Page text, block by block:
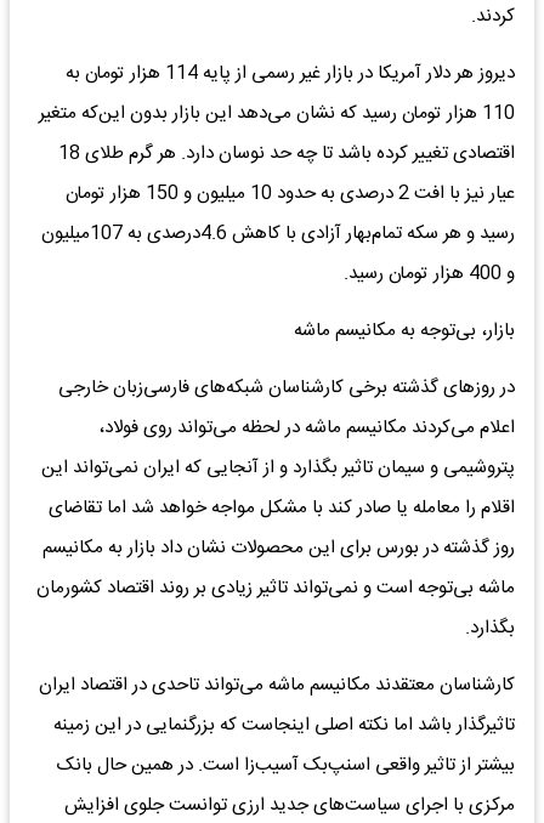
کردند.
دیروز هر دلار آمریکا در بازار غیر رسمی از پایه 114 هزار تومان به
110 هزار تومان رسید که نشان می‌دهد این بازار بدون این‌که متغیر
اقتصادی تغییر کرده باشد تا چه حد نوسان دارد. هر گرم طلای 18
عیار نیز با افت 2 درصدی به حدود 10 میلیون و 150 هزار تومان
رسید و هر سکه تمام‌بهار آزادی با کاهش 4.6درصدی به 107میلیون
و 400 هزار تومان رسید.
بازار، بی‌توجه به مکانیسم ماشه
در روزهای گذشته برخی کارشناسان شبکه‌های فارسی‌زبان خارجی
اعلام می‌کردند مکانیسم ماشه در لحظه می‌تواند روی فولاد،
پتروشیمی و سیمان تاثیر بگذارد و از آنجایی که ایران نمی‌تواند این
اقلام را معامله یا صادر کند با مشکل مواجه خواهد شد اما تقاضای
روز گذشته در بورس برای این محصولات نشان داد بازار به مکانیسم
ماشه بی‌توجه است و نمی‌تواند تاثیر زیادی بر روند اقتصاد کشورمان
بگذارد.
کارشناسان معتقدند مکانیسم ماشه می‌تواند تاحدی در اقتصاد ایران
تاثیر‌گذار باشد اما نکته اصلی اینجاست که بزرگنمایی در این زمینه
بیشتر از تاثیر واقعی اسنپ‌بک آسیب‌زا است. در همین حال بانک
مرکزی با اجرای سیاست‌های جدید ارزی توانست جلوی افزایش